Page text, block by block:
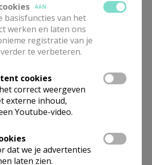
Vormsel 2026 - Foto's
Gebedsmoment Sleidinge
AAN
basisfuncties van het
werken en laten ons
registratie van je
te verbeteren.
cookies
correct weergeven
externe inhoud,
Youtube-video.
dat we je advertenties
laten zien.